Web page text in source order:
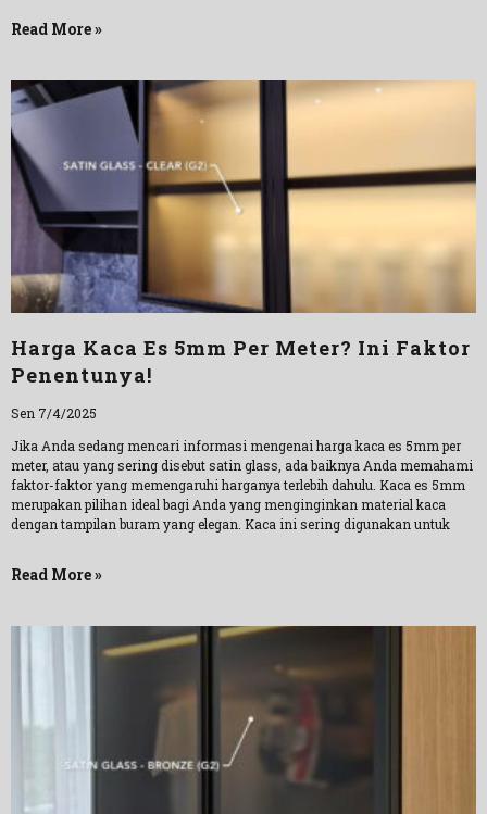
Read More »
Harga Kaca Es 5mm Per Meter? Ini Faktor
Penentunya!
Sen 7/4/2025
Jika Anda sedang mencari informasi mengenai harga kaca es 5mm per
meter, atau yang sering disebut satin glass, ada baiknya Anda memahami
faktor-faktor yang memengaruhi harganya terlebih dahulu. Kaca es 5mm
merupakan pilihan ideal bagi Anda yang menginginkan material kaca
dengan tampilan buram yang elegan. Kaca ini sering digunakan untuk
Read More »